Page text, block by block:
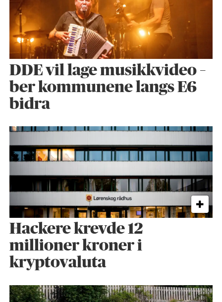
DDE vil lage musikkvideo –
ber kommunene langs E6
bidra
Hackere krevde 12
millioner kroner i
kryptovaluta